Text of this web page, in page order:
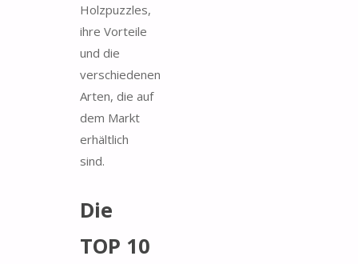
Holzpuzzles,
ihre Vorteile
und die
verschiedenen
Arten, die auf
dem Markt
erhältlich
sind.
Die
TOP 10